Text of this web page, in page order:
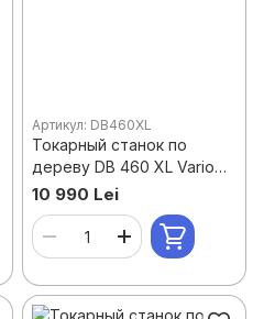
Артикул: DB460XL
Токарный станок по
дереву DB 460 XL Vario
HOLZSTAR
10 990 Lei